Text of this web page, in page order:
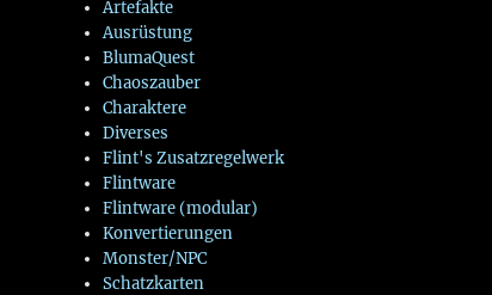
Artefakte
Ausrüstung
BlumaQuest
Chaoszauber
Charaktere
Diverses
Flint's Zusatzregelwerk
Flintware
Flintware (modular)
Konvertierungen
Monster/NPC
Schatzkarten